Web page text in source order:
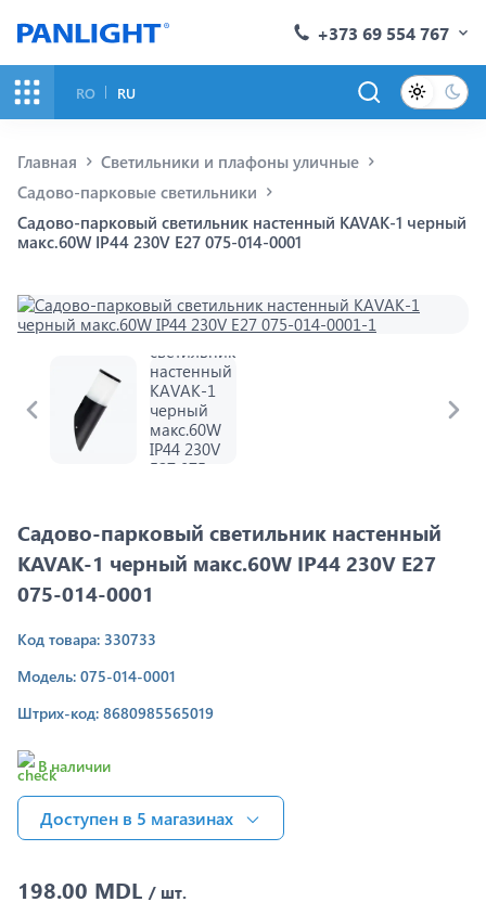
+373 69 554 767
RO RU
Главная
Светильники и плафоны уличные
Садово-парковые светильники
Садово-парковый светильник настенный KAVAK-1 черный
макс.60W IP44 230V E27 075-014-0001
Садово-парковый светильник настенный
KAVAK-1 черный макс.60W IP44 230V E27
075-014-0001
Код товара: 330733
Модель: 075-014-0001
Штрих-код: 8680985565019
В наличии
Доступен в 5 магазинах
198.00 MDL / шт.